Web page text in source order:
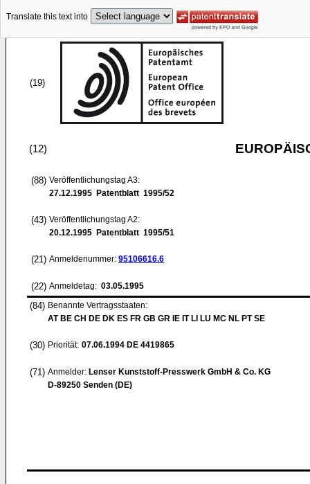
Translate this text into
(19)
(12)
(88) Veröffentlichungstag A3:
27.12.1995 Patentblatt 1995/52
(43) Veröffentlichungstag A2:
20.12.1995 Patentblatt 1995/51
(21) Anmeldenummer: 95106616.6
(22) Anmeldetag: 03.05.1995
(84) Benannte Vertragsstaaten:
AT BE CH DE DK ES FR GB GR IE IT LI LU MC NL PT SE
(30) Priorität: 07.06.1994 DE 4419865
(71) Anmelder: Lenser Kunststoff-Presswerk GmbH & Co. KG
D-89250 Senden (DE)